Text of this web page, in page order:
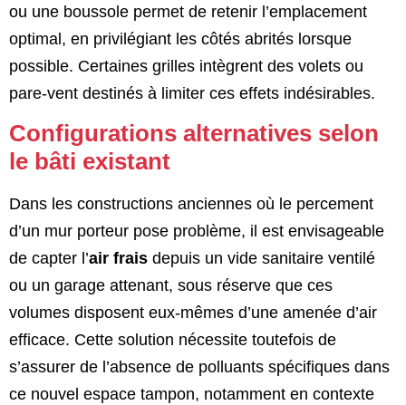
ou une boussole permet de retenir l’emplacement
optimal, en privilégiant les côtés abrités lorsque
possible. Certaines grilles intègrent des volets ou
pare-vent destinés à limiter ces effets indésirables.
Configurations alternatives selon
le bâti existant
Dans les constructions anciennes où le percement
d’un mur porteur pose problème, il est envisageable
de capter l’air frais depuis un vide sanitaire ventilé
ou un garage attenant, sous réserve que ces
volumes disposent eux-mêmes d’une amenée d’air
efficace. Cette solution nécessite toutefois de
s’assurer de l’absence de polluants spécifiques dans
ce nouvel espace tampon, notamment en contexte